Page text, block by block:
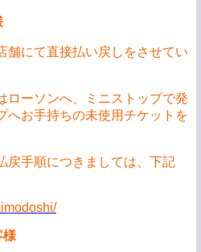
舗にて直接払い戻しをさせてい
ローソンへ、ミニストップで発
へお手持ちの未使用チケットを
戻手順につきましては、下記
様